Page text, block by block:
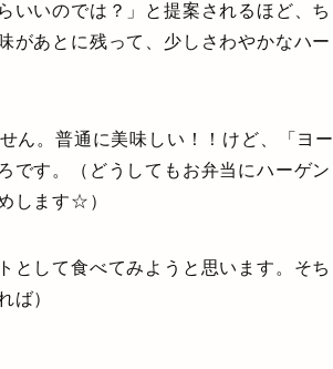
いいのでは？」と提案されるほど、ち
があとに残って、少しさわやかなハー
ん。普通に美味しい！！けど、「ヨー
です。（どうしてもお弁当にハーゲン
します☆）
として食べてみようと思います。そち
ば）